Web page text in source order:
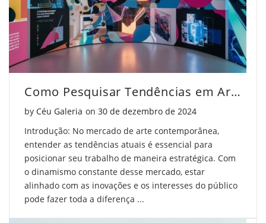
Conhecer"
Facebook
Precisa
Conhecer"
on
Twitter
Conhecer"
on
Pinterest
Como Pesquisar Tendências em Arte Contemporânea
by Céu Galeria on Posted on
30 de dezembro de 2024
Introdução: No mercado de arte contemporânea,
entender as tendências atuais é essencial para
posicionar seu trabalho de maneira estratégica. Com
o dinamismo constante desse mercado, estar
alinhado com as inovações e os interesses do público
pode fazer toda a diferença ...